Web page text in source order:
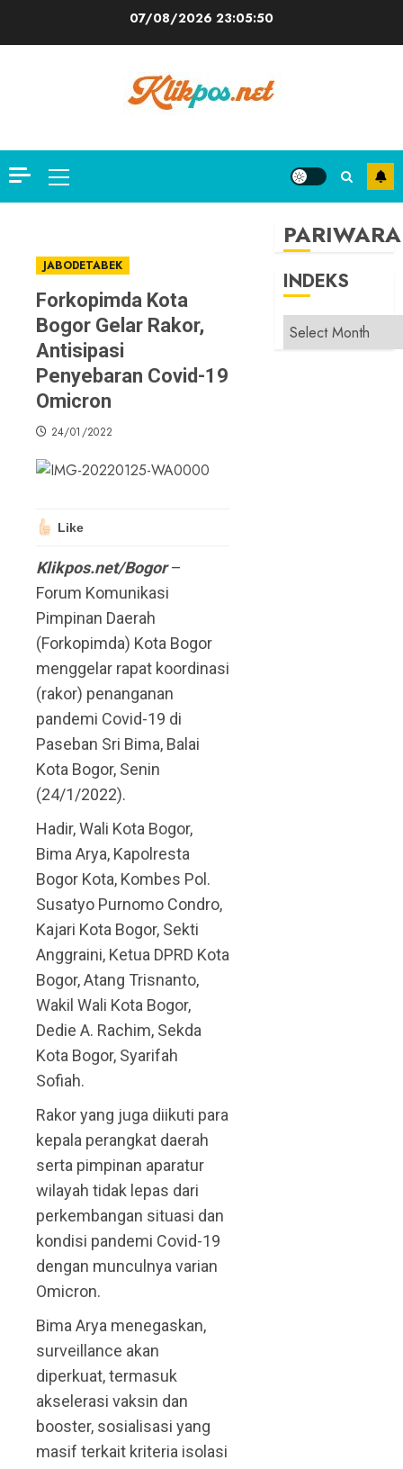
07/08/202623:05:51
Primary
Menu
JABODETABEK
Forkopimda Kota
Bogor Gelar Rakor,
Antisipasi
Penyebaran Covid-19
Omicron
24/01/2022
Like
Klikpos.net/Bogor–
Forum Komunikasi
Pimpinan Daerah
(Forkopimda) Kota Bogor
menggelar rapat koordinasi
(rakor) penanganan
pandemi Covid-19 di
Paseban Sri Bima, Balai
Kota Bogor, Senin
(24/1/2022).
Hadir, Wali Kota Bogor,
Bima Arya, Kapolresta
Bogor Kota, Kombes Pol.
Susatyo Purnomo Condro,
Kajari Kota Bogor, Sekti
Anggraini, Ketua DPRD Kota
Bogor, Atang Trisnanto,
Wakil Wali Kota Bogor,
Dedie A. Rachim, Sekda
Kota Bogor, Syarifah
Sofiah.
Rakor yang juga diikuti para
kepala perangkat daerah
serta pimpinan aparatur
wilayah tidak lepas dari
perkembangan situasi dan
kondisi pandemi Covid-19
dengan munculnya varian
Omicron.
Bima Arya menegaskan,
surveillance akan
diperkuat, termasuk
akselerasi vaksin dan
booster, sosialisasi yang
masif terkait kriteria isolasi
PARIWARA
INDEKS
INDEKS